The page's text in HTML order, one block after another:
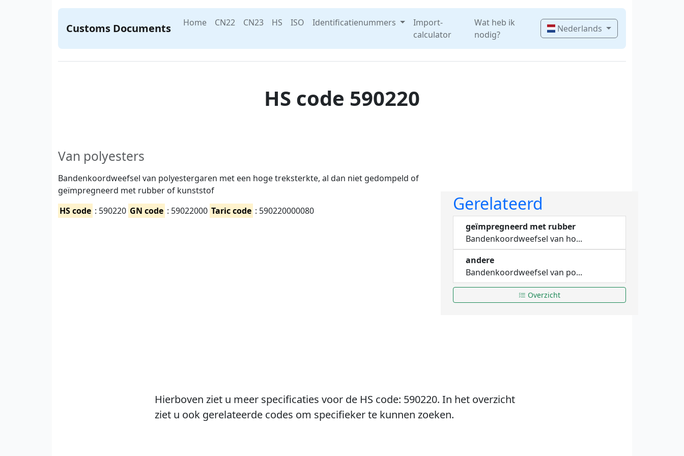
Customs Documents Home CN22 CN23 HS ISO Identificatienummers
Import-
calculator
Wat heb ik
nodig?
Nederlands
HS code 590220
Van polyesters
Bandenkoordweefsel van polyestergaren met een hoge treksterkte, al dan niet gedompeld of
geïmpregneerd met rubber of kunststof
HS code : 590220 GN code : 59022000 Taric code : 590220000080 Gerelateerd
geïmpregneerd met rubber
Bandenkoordweefsel van ho...
andere
Bandenkoordweefsel van po...
Overzicht
Hierboven ziet u meer specificaties voor de HS code: 590220. In het overzicht
ziet u ook gerelateerde codes om specifieker te kunnen zoeken.